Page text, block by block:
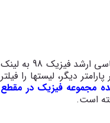
برای مشاهده جداول تفکیکی، استان به استان و دانشگاه به دانشگاه ظرفیت پذیرش کارشناسی ارشد فیزیک 98 به لینک
دیگر، لیستها را فیلتر
مجموعه فیزیک در مقطع